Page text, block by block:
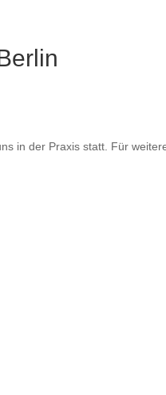
in der Praxis statt. Für